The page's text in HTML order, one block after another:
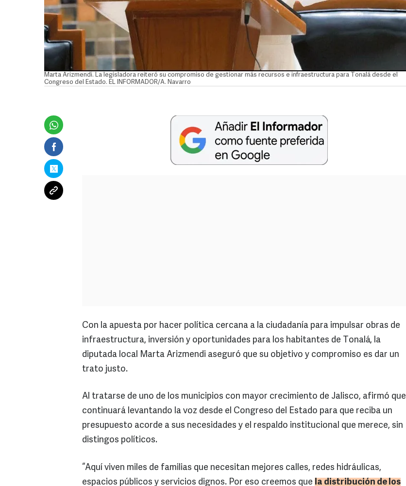
Marta Arizmendi. La legisladora reiteró su compromiso de gestionar más recursos e infraestructura para Tonalá desde el
Congreso del Estado. EL INFORMADOR/A. Navarro
Con la apuesta por hacer política cercana a la ciudadanía para impulsar obras de
infraestructura, inversión y oportunidades para los habitantes de Tonalá, la
diputada local Marta Arizmendi aseguró que su objetivo y compromiso es dar un
trato justo.
Al tratarse de uno de los municipios con mayor crecimiento de Jalisco, afirmó que
continuará levantando la voz desde el Congreso del Estado para que reciba un
presupuesto acorde a sus necesidades y el respaldo institucional que merece, sin
distingos políticos.
“Aquí viven miles de familias que necesitan mejores calles, redes hidráulicas,
espacios públicos y servicios dignos. Por eso creemos que la distribución de los